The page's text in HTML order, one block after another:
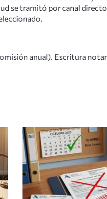
se tramitó por canal directo
anual). Escritura